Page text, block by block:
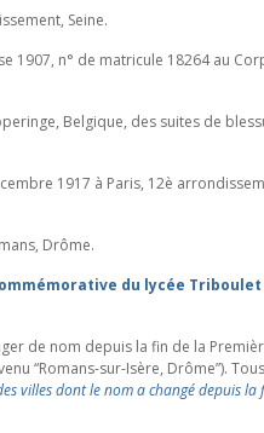
Seine.
1907, n° de matricule 18264 au
Belgique, des suites de
1917 à Paris, 12è
Drôme.
du lycée Triboulet
de nom depuis la fin de la
“Romans-sur-Isère, Drôme”).
villes dont le nom a changé depuis la